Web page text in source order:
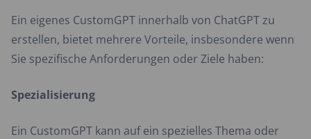
Ein eigenes CustomGPT innerhalb von ChatGPT zu
erstellen, bietet mehrere Vorteile, insbesondere wenn
Sie spezifische Anforderungen oder Ziele haben:
Spezialisierung
Ein CustomGPT kann auf ein spezielles Thema oder